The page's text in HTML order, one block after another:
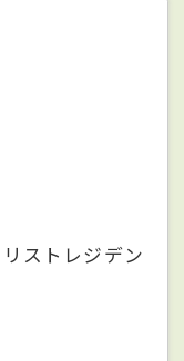
ストレジデン